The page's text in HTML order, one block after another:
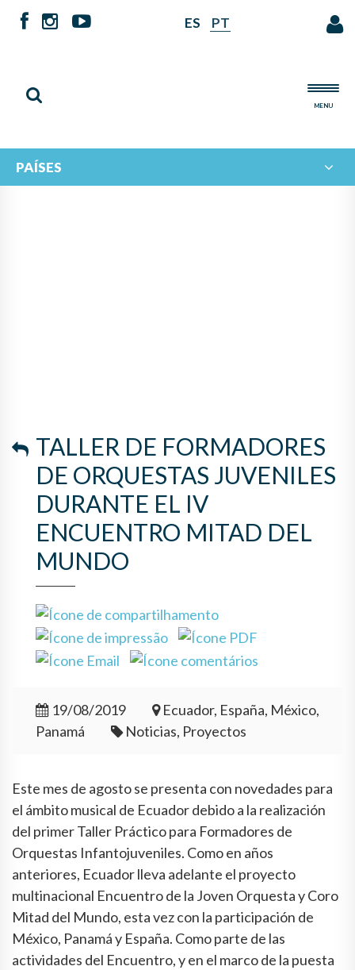
ES PT
MENU
PAÍSES
TALLER DE FORMADORES
DE ORQUESTAS JUVENILES
DURANTE EL IV
ENCUENTRO MITAD DEL
MUNDO
19/08/2019
Ecuador, España, México,
Panamá
Noticias, Proyectos
Este mes de agosto se presenta con novedades para
el ámbito musical de Ecuador debido a la realización
del primer Taller Práctico para Formadores de
Orquestas Infantojuveniles. Como en años
anteriores, Ecuador lleva adelante el proyecto
multinacional Encuentro de la Joven Orquesta y Coro
Mitad del Mundo, esta vez con la participación de
México, Panamá y España. Como parte de las
actividades del Encuentro, y en el marco de la puesta